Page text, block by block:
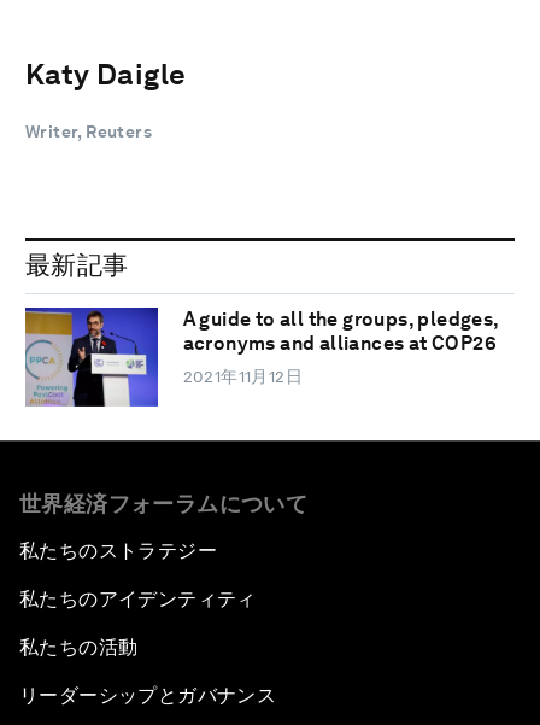
Katy Daigle
Writer, Reuters
最新記事
A guide to all the groups, pledges,
acronyms and alliances at COP26
2021年11月12日
世界経済フォーラムについて
私たちのストラテジー
私たちのアイデンティティ
私たちの活動
リーダーシップとガバナンス